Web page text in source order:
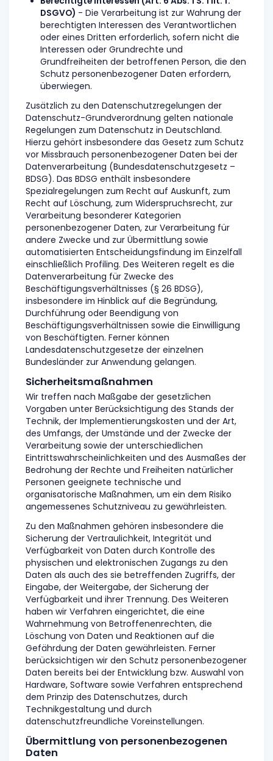
DSGVO) - Die Verarbeitung ist zur Wahrung der
berechtigten Interessen des Verantwortlichen
oder eines Dritten erforderlich, sofern nicht die
Interessen oder Grundrechte und
Grundfreiheiten der betroffenen Person, die den
Schutz personenbezogener Daten erfordern,
überwiegen.
Zusätzlich zu den Datenschutzregelungen der
Datenschutz-Grundverordnung gelten nationale
Regelungen zum Datenschutz in Deutschland.
Hierzu gehört insbesondere das Gesetz zum Schutz
vor Missbrauch personenbezogener Daten bei der
Datenverarbeitung (Bundesdatenschutzgesetz –
BDSG). Das BDSG enthält insbesondere
Spezialregelungen zum Recht auf Auskunft, zum
Recht auf Löschung, zum Widerspruchsrecht, zur
Verarbeitung besonderer Kategorien
personenbezogener Daten, zur Verarbeitung für
andere Zwecke und zur Übermittlung sowie
automatisierten Entscheidungsfindung im Einzelfall
einschließlich Profiling. Des Weiteren regelt es die
Datenverarbeitung für Zwecke des
Beschäftigungsverhältnisses (§ 26 BDSG),
insbesondere im Hinblick auf die Begründung,
Durchführung oder Beendigung von
Beschäftigungsverhältnissen sowie die Einwilligung
von Beschäftigten. Ferner können
Landesdatenschutzgesetze der einzelnen
Bundesländer zur Anwendung gelangen.
Sicherheitsmaßnahmen
Wir treffen nach Maßgabe der gesetzlichen
Vorgaben unter Berücksichtigung des Stands der
Technik, der Implementierungskosten und der Art,
des Umfangs, der Umstände und der Zwecke der
Verarbeitung sowie der unterschiedlichen
Eintrittswahrscheinlichkeiten und des Ausmaßes der
Bedrohung der Rechte und Freiheiten natürlicher
Personen geeignete technische und
organisatorische Maßnahmen, um ein dem Risiko
angemessenes Schutzniveau zu gewährleisten.
Zu den Maßnahmen gehören insbesondere die
Sicherung der Vertraulichkeit, Integrität und
Verfügbarkeit von Daten durch Kontrolle des
physischen und elektronischen Zugangs zu den
Daten als auch des sie betreffenden Zugriffs, der
Eingabe, der Weitergabe, der Sicherung der
Verfügbarkeit und ihrer Trennung. Des Weiteren
haben wir Verfahren eingerichtet, die eine
Wahrnehmung von Betroffenenrechten, die
Löschung von Daten und Reaktionen auf die
Gefährdung der Daten gewährleisten. Ferner
berücksichtigen wir den Schutz personenbezogener
Daten bereits bei der Entwicklung bzw. Auswahl von
Hardware, Software sowie Verfahren entsprechend
dem Prinzip des Datenschutzes, durch
Technikgestaltung und durch
datenschutzfreundliche Voreinstellungen.
Übermittlung von personenbezogenen
Daten